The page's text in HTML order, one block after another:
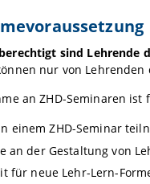
sind Lehrende
nur von
an ZHD-Seminaren ist
einem ZHD-Seminar
an der Gestaltung von
für neue Lehr-Lern-